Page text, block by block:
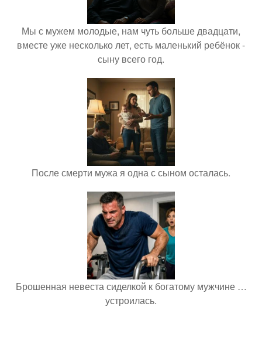
Мы с мужем молодые, нам чуть больше двадцати,
вместе уже несколько лет, есть маленький ребёнок -
сыну всего год.
После смерти мужа я одна с сыном осталась.
Брошенная невеста сиделкой к богатому мужчине …
устроилась.